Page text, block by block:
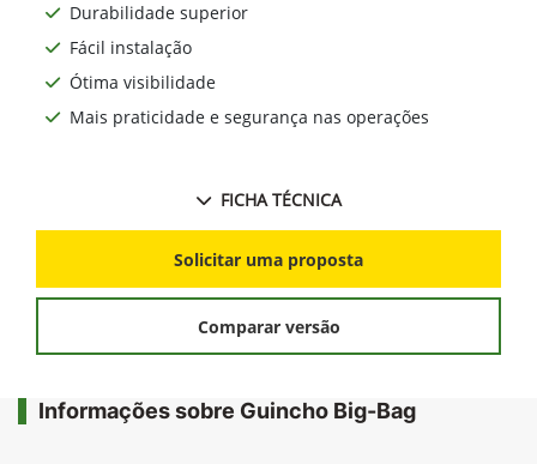
Durabilidade superior
Fácil instalação
Ótima visibilidade
Mais praticidade e segurança nas operações
FICHA TÉCNICA
Solicitar uma proposta
Comparar versão
Informações sobre Guincho Big-Bag